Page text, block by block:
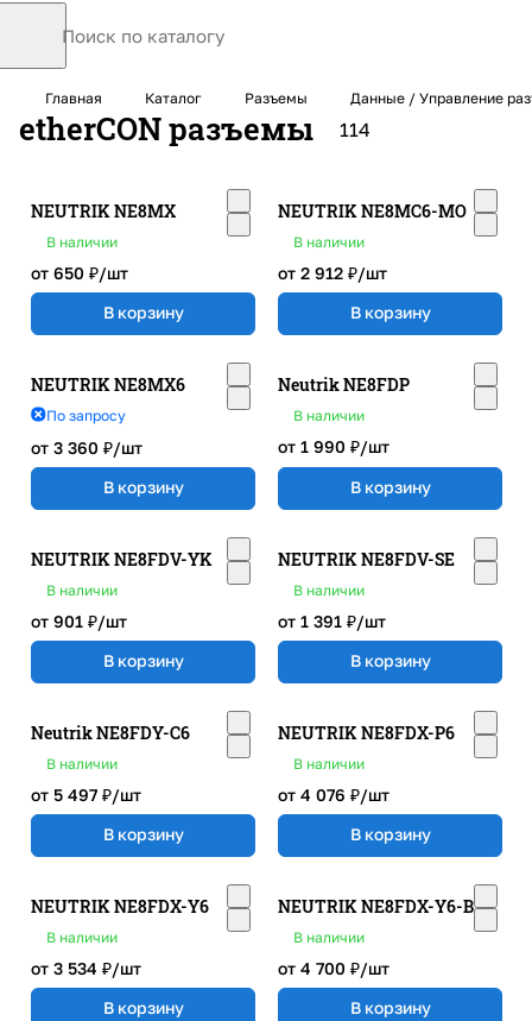
Главная Каталог Разъемы Данные / Управление
etherCON разъемы 114
NEUTRIK NE8MX
В наличии
от 650 ₽/шт
В корзину
NEUTRIK NE8MC6-MO
В наличии
от 2 912 ₽/шт
В корзину
NEUTRIK NE8MX6
По запросу
от 3 360 ₽/шт
В корзину
Neutrik NE8FDP
В наличии
от 1 990 ₽/шт
В корзину
NEUTRIK NE8FDV-YK
В наличии
от 901 ₽/шт
В корзину
NEUTRIK NE8FDV-SE
В наличии
от 1 391 ₽/шт
В корзину
Neutrik NE8FDY-C6
В наличии
от 5 497 ₽/шт
В корзину
NEUTRIK NE8FDX-P6
В наличии
от 4 076 ₽/шт
В корзину
NEUTRIK NE8FDX-Y6
В наличии
от 3 534 ₽/шт
В корзину
NEUTRIK NE8FDX-Y6-B
В наличии
от 4 700 ₽/шт
В корзину